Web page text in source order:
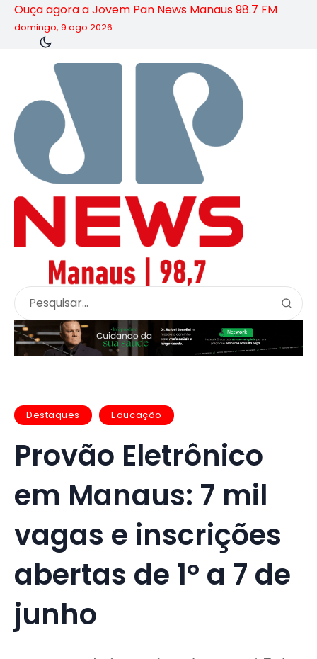
Ouça agora a Jovem Pan News Manaus 98.7 FM
domingo, 9 ago 2026
Destaques Educação
Provão Eletrônico
em Manaus: 7 mil
vagas e inscrições
abertas de 1º a 7 de
junho